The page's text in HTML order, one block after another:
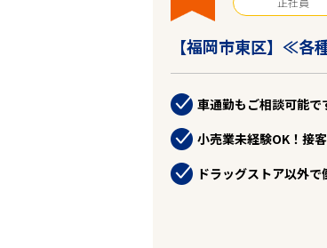
【福岡市東区】≪各
車通勤もご相談可能
小売業未経験OK！接
ドラッグストア以外で